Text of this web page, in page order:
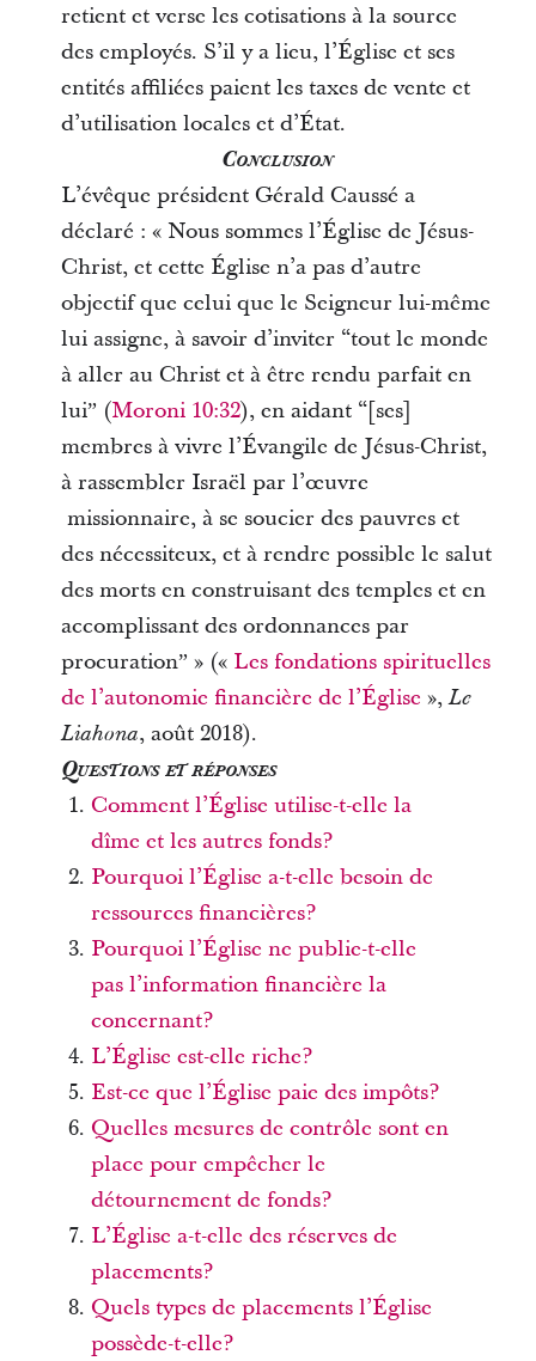
retient et verse les cotisations à la source
des employés. S’il y a lieu, l’Église et ses
entités affiliées paient les taxes de vente et
d’utilisation locales et d’État.
Conclusion
L’évêque président Gérald Caussé a
déclaré : « Nous sommes l’Église de Jésus-
Christ, et cette Église n’a pas d’autre
objectif que celui que le Seigneur lui-même
lui assigne, à savoir d’inviter “tout le monde
à aller au Christ et à être rendu parfait en
luiˮ (Moroni 10:32), en aidant “[ses]
membres à vivre l’Évangile de Jésus-Christ,
à rassembler Israël par l’œuvre
missionnaire, à se soucier des pauvres et
des nécessiteux, et à rendre possible le salut
des morts en construisant des temples et en
accomplissant des ordonnances par
procurationˮ » (« Les fondations spirituelles
de l’autonomie financière de l’Église »,Le
Liahona, août 2018).
Questions et réponses
Comment l’Église utilise-t-elle la
dîme et les autres fonds?
Pourquoi l’Église a-t-elle besoin de
ressources financières?
Pourquoi l’Église ne publie-t-elle
pas l’information financière la
concernant?
L’Église est-elle riche?
Est-ce que l’Église paie des impôts?
Quelles mesures de contrôle sont en
place pour empêcher le
détournement de fonds?
L’Église a-t-elle des réserves de
placements?
Quels types de placements l’Église
possède-t-elle?